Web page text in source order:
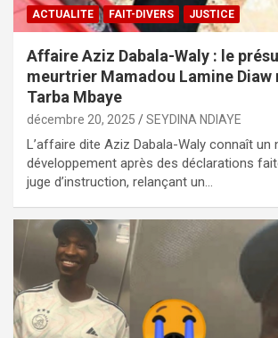
ACTUALITE FAIT-DIVERS JUSTICE
Affaire Aziz Dabala-Waly : le
meurtrier Mamadou Lamine Diaw
Tarba Mbaye
décembre 20, 2025 SEYDINA NDIAYE
L’affaire dite Aziz Dabala-Waly connaît un
développement après des déclarations
juge d’instruction, relançant un…